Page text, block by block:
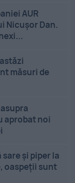
AUR
Nicușor Dan.
măsuri de
aprobat noi
sare și piper la
oaspeții sunt